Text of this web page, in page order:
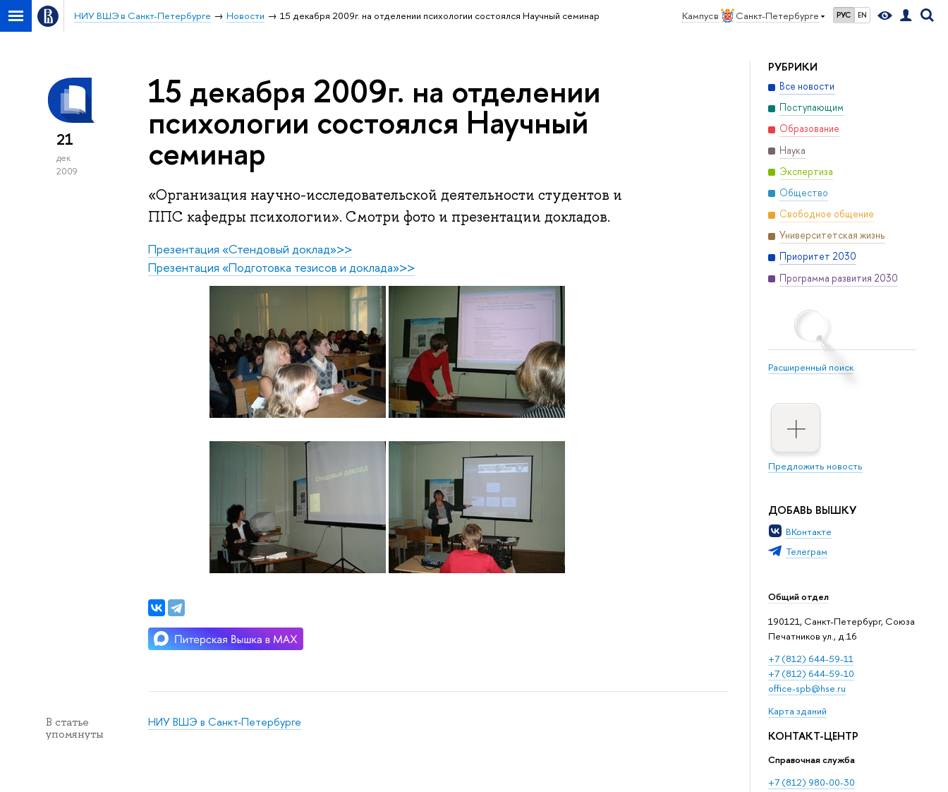
Кампус в Санкт-Петербурге РУС EN
НИУ ВШЭ в Санкт-Петербурге Новости 15 декабря 2009г. на отделении психологии состоялся Научный семинар
РУБРИКИ
Все новости
Поступающим
Образование
Наука
Экспертиза
Общество
Свободное общение
Университетская жизнь
Приоритет 2030
Программа развития 2030
Расширенный поиск
Предложить новость
ДОБАВЬ ВЫШКУ
ВКонтакте
Телеграм
Общий отдел
190121, Санкт-Петербург, Союза
Печатников ул., д.16
+7 (812) 644-59-11
+7 (812) 644-59-10
office-spb@hse.ru
Карта зданий
КОНТАКТ-ЦЕНТР
Справочная служба
+7 (812) 980-00-30
21
дек
2009
15 декабря 2009г. на отделении
психологии состоялся Научный
семинар
«Организация научно-исследовательской деятельности студентов и
ППС кафедры психологии». Смотри фото и презентации докладов.
Презентация «Стендовый доклад»>>
Презентация «Подготовка тезисов и доклада»>>
В статье
упомянуты
НИУ ВШЭ в Санкт-Петербурге